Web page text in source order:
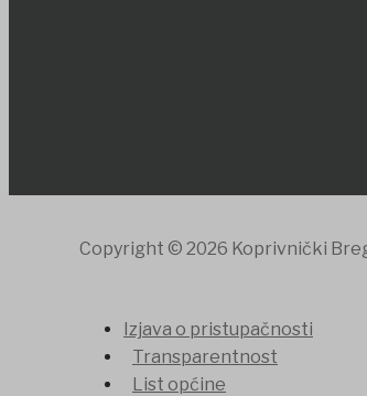
Copyright © 2026 Koprivnički
Izjava o pristupačnosti
Transparentnost
List općine